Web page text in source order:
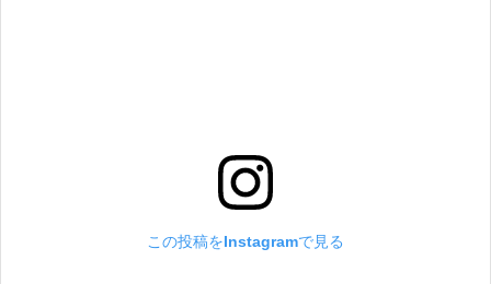
この投稿をInstagramで見る